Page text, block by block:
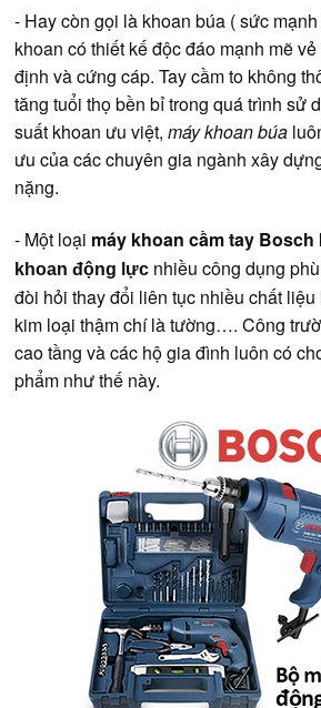
- Hay còn gọi là khoan búa ( sức
khoan có thiết kế độc đáo mạnh mẽ
định và cứng cáp. Tay cầm to không
tăng tuổi thọ bền bỉ trong quá trình sử
suất khoan ưu việt,máy khoan búa
ưu của các chuyên gia ngành xây
nặng.
- Một loại máy khoan cầm tay Bosch
khoan động lực nhiều công dụng
đòi hỏi thay đổi liên tục nhiều chất
kim loại thậm chí là tường…. Công
cao tầng và các hộ gia đình luôn có
phẩm như thế này.